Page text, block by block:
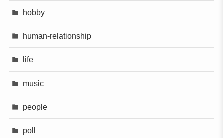
hobby
human-relationship
life
music
people
poll